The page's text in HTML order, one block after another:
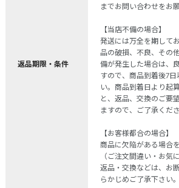
返品期限・条件
までお問い合わせをお
【当店不備の場合】
発送には万全を期して
品の破損、不良、その
備が発生した場合は、
すので、商品到着後7
い。商品到着日より起
と、返品、交換のご要
ますので、ご了承くださ
【お客様都合の場合】
商品に欠陥がある場合
（ご注文間違い・お気
返品・交換などは、お
らかじめご了承下さい。